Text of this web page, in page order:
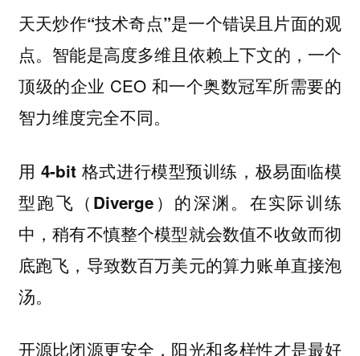
天天炒作“技术奇点”是一个错误且片面的观
点。 智能是高度多维且依赖上下文的，一个
顶级的企业 CEO 和一个奥数冠军所需要的
智力维度完全不同。
用 4-bit 格式进行模型预训练，极易面临模
型跑飞（Diverge）的深渊。 在实际训练
中，稍有不慎整个模型就会数值不收敛而彻
底跑飞，导致数百万美元的算力账单直接泡
汤。
开源比闭源更安全，阳光和多样性才是最好